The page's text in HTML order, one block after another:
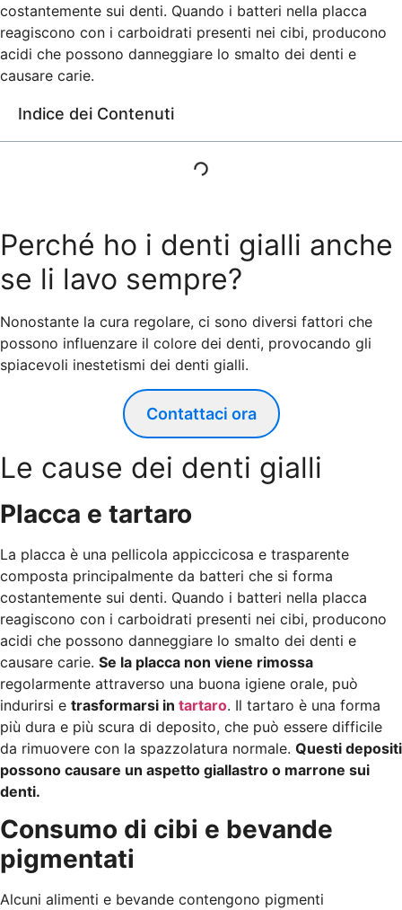
costantemente sui denti. Quando i batteri nella placca
reagiscono con i carboidrati presenti nei cibi, producono
acidi che possono danneggiare lo smalto dei denti e
causare carie.
Indice dei Contenuti
Perché ho i denti gialli anche
se li lavo sempre?
Nonostante la cura regolare, ci sono diversi fattori che
possono influenzare il colore dei denti, provocando gli
spiacevoli inestetismi dei denti gialli.
Contattaci ora
Le cause dei denti gialli
Placca e tartaro
La placca è una pellicola appiccicosa e trasparente
composta principalmente da batteri che si forma
costantemente sui denti. Quando i batteri nella placca
reagiscono con i carboidrati presenti nei cibi, producono
acidi che possono danneggiare lo smalto dei denti e
causare carie. Se la placca non viene rimossa
regolarmente attraverso una buona igiene orale, può
indurirsi e trasformarsi in tartaro. Il tartaro è una forma
più dura e più scura di deposito, che può essere difficile
da rimuovere con la spazzolatura normale. Questi depositi
possono causare un aspetto giallastro o marrone sui
denti.
Consumo di cibi e bevande
pigmentati
Alcuni alimenti e bevande contengono pigmenti